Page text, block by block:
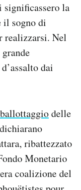
significassero la
il sogno di
realizzarsi. Nel
dai
delle
ribattezzato
Monetario
coalizione del